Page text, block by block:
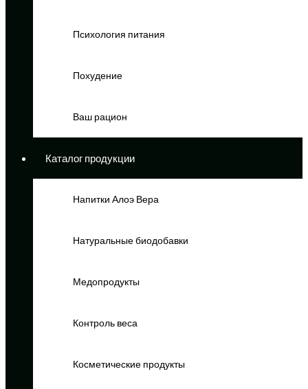
Психология питания
Похудение
Ваш рацион
Каталог продукции
Напитки Алоэ Вера
Натуральные биодобавки
Медопродукты
Контроль веса
Косметические продукты